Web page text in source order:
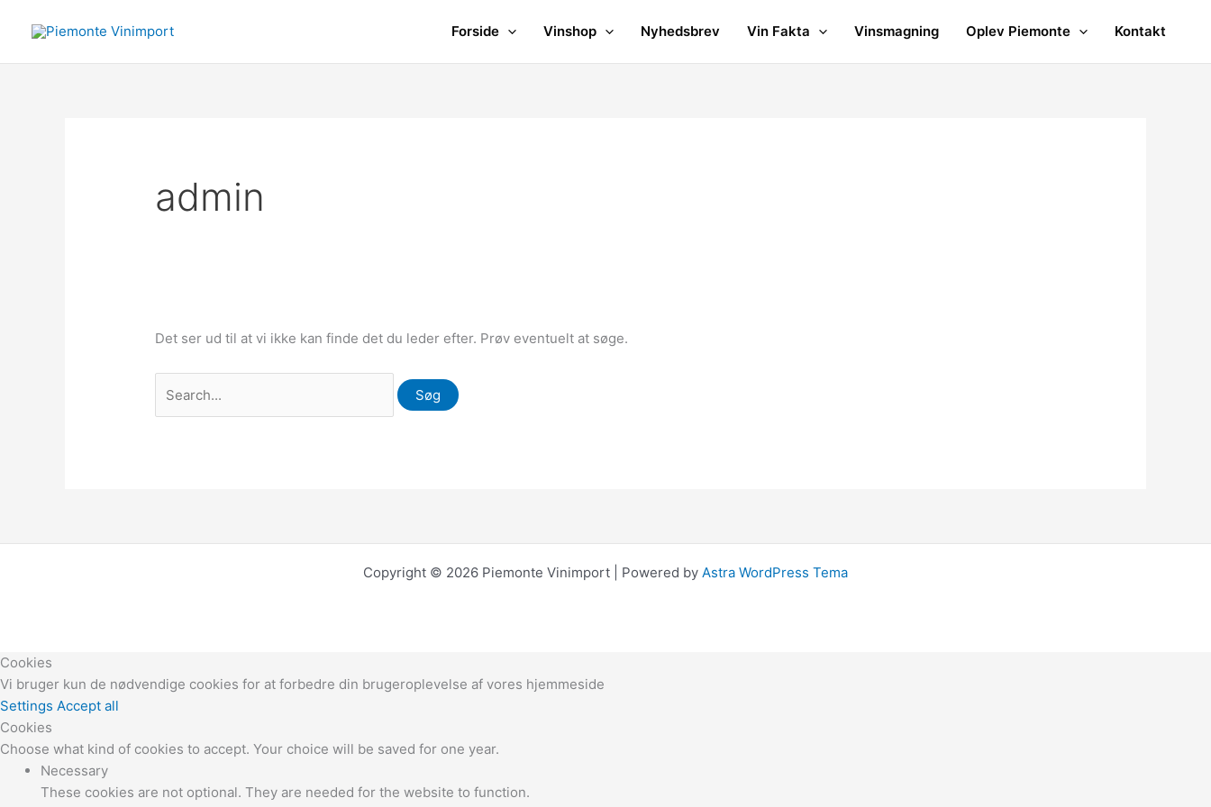
Forside Vinshop Nyhedsbrev Vin Fakta Vinsmagning Oplev Piemonte Kontakt
admin
Det ser ud til at vi ikke kan finde det du leder efter. Prøv eventuelt at søge.
efter:
Copyright © 2026 Piemonte Vinimport | Powered by Astra WordPress Tema
Cookies
Vi bruger kun de nødvendige cookies for at forbedre din brugeroplevelse af vores hjemmeside
Settings Accept all
Cookies
Choose what kind of cookies to accept. Your choice will be saved for one year.
Necessary
These cookies are not optional. They are needed for the website to function.